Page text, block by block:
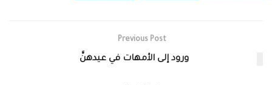
Previous Post
ورود إلى الأمهات في عيدهنَّ